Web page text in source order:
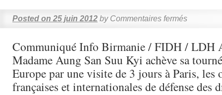
Posted on 25 juin 2012 by Commentaires fermés
Communiqué Info Birmanie / FIDH / LDH
Madame Aung San Suu Kyi achève sa
Europe par une visite de 3 jours à Paris, les
françaises et internationales de défense des